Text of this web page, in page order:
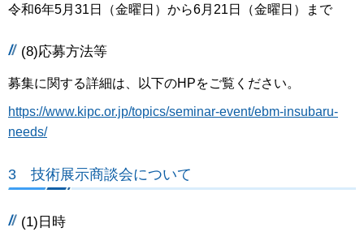
令和6年5月31日（金曜日）から6月21日（金曜日）まで
(8)応募方法等
募集に関する詳細は、以下のHPをご覧ください。
https://www.kipc.or.jp/topics/seminar-event/ebm-insubaru-
needs/
3 技術展示商談会について
(1)日時